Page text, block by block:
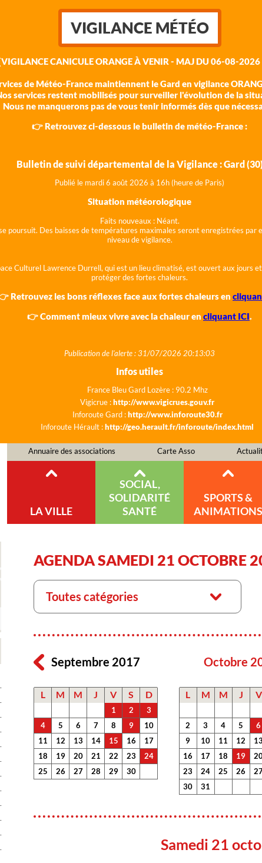
VIGILANCE MÉTÉO
CANICULE ORANGE À VENIR - MAJ DU 06-08-
de Météo-France maintiennent le Gard en vigilance
services restent mobilisés pour surveiller l'évolution de la
Nous ne manquerons pas de vous tenir informés dès que
👉 Retrouvez ci-dessous le bulletin de météo-France :
Bulletin de suivi départemental de la Vigilance : Gard
Publié le mardi 6 août 2026 à 16h (heure de Paris)
Situation météorologique
Faits nouveaux : Néant.
poursuit. Des baisses de températures maximales seront enregistrées
niveau de vigilance.
Culturel Lawrence Durrell, qui est un lieu climatisé, est ouvert aux jours
protéger des fortes chaleurs.
Retrouvez les bons réflexes face aux fortes chaleurs en
👉 Comment mieux vivre avec la chaleur en cliquant ICI.
Publication de l'alerte : 31/07/2026 20:13:03
Infos utiles
France Bleu Gard Lozère : 90.2 Mhz
Vigicrue :http://www.vigicrues.gouv.fr
Inforoute Gard :http://www.inforoute30.fr
Inforoute Hérault :http://geo.herault.fr/inforoute/index.html
Annuaire des associations Carte Asso
LA VILLE
SOCIAL,
SOLIDARITÉ
SANTÉ
SPORTS &
ANIMATIONS
AGENDA SAMEDI 21 OCTOBRE
Toutes catégories
Septembre 2017
L M M J V S D
1 2
3
4
5 6 7 8 9
10
11
12 13 14 15 16
17
18
19 20 21 22 23
24
25
26 27 28 29 30
Octobre
L M M J V
2
3 4 5 6
9
10 11 12 13
16
17 18 19
23
24 25 26
30
31
Samedi 21